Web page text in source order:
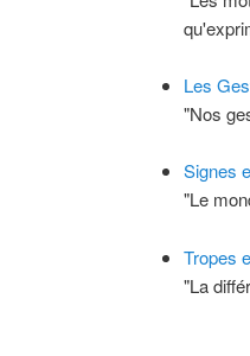
Les
"Nos
Signes
"Le
Tropes
"La